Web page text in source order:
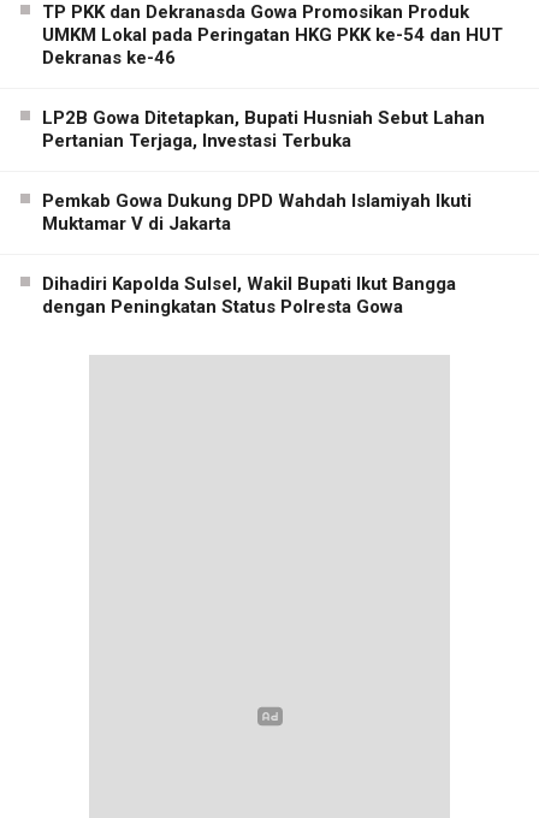
TP PKK dan Dekranasda Gowa Promosikan Produk
UMKM Lokal pada Peringatan HKG PKK ke-54 dan HUT
Dekranas ke-46
LP2B Gowa Ditetapkan, Bupati Husniah Sebut Lahan
Pertanian Terjaga, Investasi Terbuka
Pemkab Gowa Dukung DPD Wahdah Islamiyah Ikuti
Muktamar V di Jakarta
Dihadiri Kapolda Sulsel, Wakil Bupati Ikut Bangga
dengan Peningkatan Status Polresta Gowa